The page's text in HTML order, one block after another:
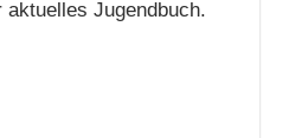
aktuelles Jugendbuch.